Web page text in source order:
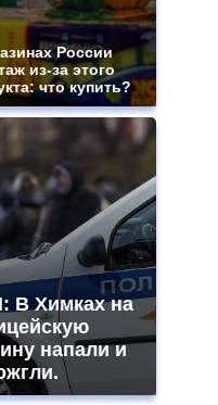
России
из-за этого
что купить?
В Химках на
напали и